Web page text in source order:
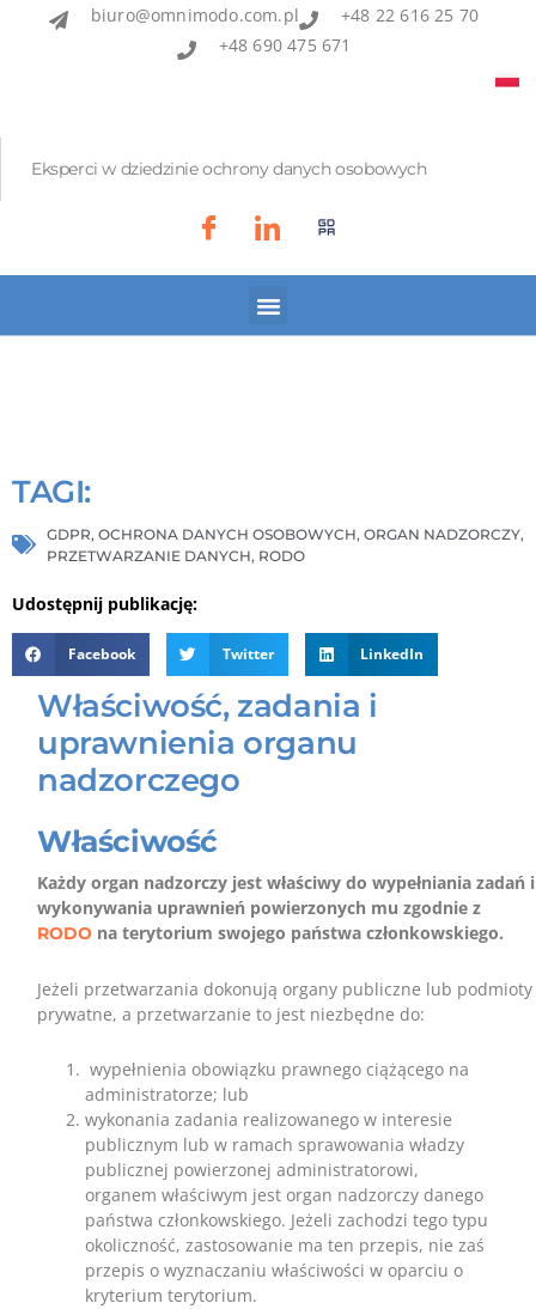
biuro@omnimodo.com.pl
+48 22 616 25 70
+48 690 475 671
Eksperci w dziedzinie ochrony danych osobowych
TAGI:
GDPR, OCHRONA DANYCH OSOBOWYCH, ORGAN NADZORCZY,
PRZETWARZANIE DANYCH, RODO
Udostępnij publikację:
Facebook Twitter LinkedIn
Właściwość, zadania i
uprawnienia organu
nadzorczego
Właściwość
Każdy organ nadzorczy jest właściwy do wypełniania zadań i
wykonywania uprawnień powierzonych mu zgodnie z
RODO na terytorium swojego państwa członkowskiego.
Jeżeli przetwarzania dokonują organy publiczne lub podmioty
prywatne, a przetwarzanie to jest niezbędne do:
wypełnienia obowiązku prawnego ciążącego na
administratorze; lub
wykonania zadania realizowanego w interesie
publicznym lub w ramach sprawowania władzy
publicznej powierzonej administratorowi,
organem właściwym jest organ nadzorczy danego
państwa członkowskiego. Jeżeli zachodzi tego typu
okoliczność, zastosowanie ma ten przepis, nie zaś
przepis o wyznaczaniu właściwości w oparciu o
kryterium terytorium.